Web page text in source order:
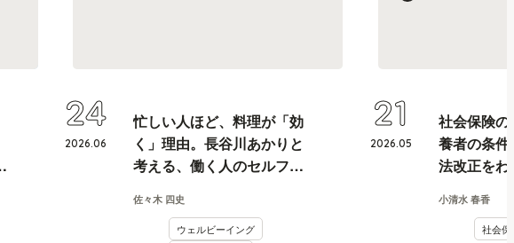
忙しい人ほど、料理が「効
く」理由。長谷川あかりと
考える、働く人のセルフケ
佐々木 四史
ウェルビーイング
2026.06
24
社会保険
養者の条
法改正を
小清水 春香
社会保
2026.05
21